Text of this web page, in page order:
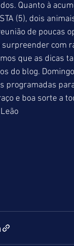
Quanto à
(5), dois
de poucas
surpreender com
que as dicas
do blog.
programadas
e boa sorte a